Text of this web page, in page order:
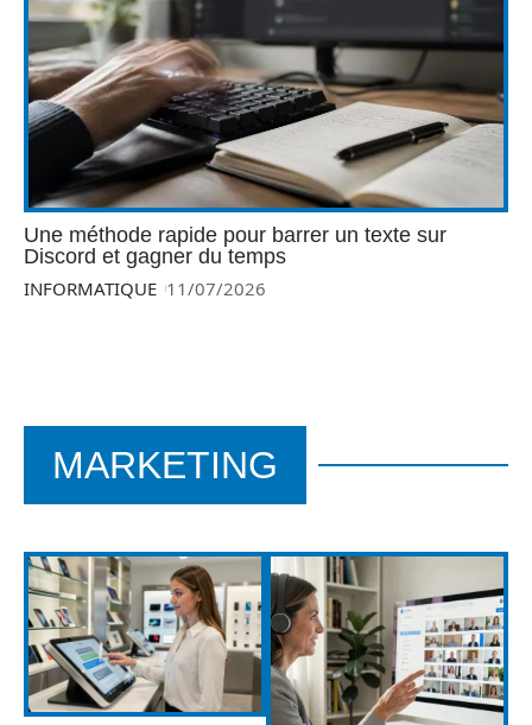
Une méthode rapide pour barrer un texte sur
Discord et gagner du temps
INFORMATIQUE 11/07/2026
MARKETING